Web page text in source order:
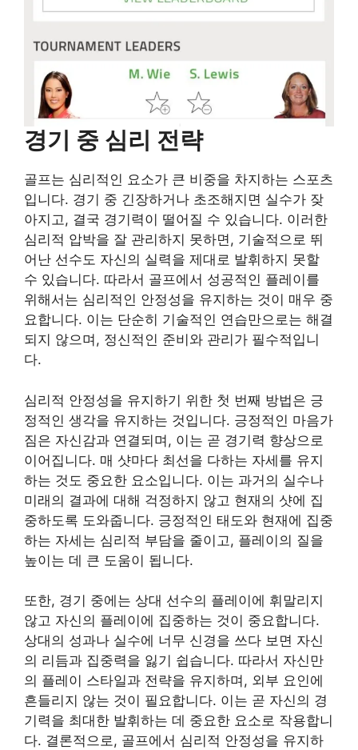
경기 중 심리 전략
골프는 심리적인 요소가 큰 비중을 차지하는 스포츠
입니다. 경기 중 긴장하거나 초조해지면 실수가 잦
아지고, 결국 경기력이 떨어질 수 있습니다. 이러한
심리적 압박을 잘 관리하지 못하면, 기술적으로 뛰
어난 선수도 자신의 실력을 제대로 발휘하지 못할
수 있습니다. 따라서 골프에서 성공적인 플레이를
위해서는 심리적인 안정성을 유지하는 것이 매우 중
요합니다. 이는 단순히 기술적인 연습만으로는 해결
되지 않으며, 정신적인 준비와 관리가 필수적입니
다.
심리적 안정성을 유지하기 위한 첫 번째 방법은 긍
정적인 생각을 유지하는 것입니다. 긍정적인 마음가
짐은 자신감과 연결되며, 이는 곧 경기력 향상으로
이어집니다. 매 샷마다 최선을 다하는 자세를 유지
하는 것도 중요한 요소입니다. 이는 과거의 실수나
미래의 결과에 대해 걱정하지 않고 현재의 샷에 집
중하도록 도와줍니다. 긍정적인 태도와 현재에 집중
하는 자세는 심리적 부담을 줄이고, 플레이의 질을
높이는 데 큰 도움이 됩니다.
또한, 경기 중에는 상대 선수의 플레이에 휘말리지
않고 자신의 플레이에 집중하는 것이 중요합니다.
상대의 성과나 실수에 너무 신경을 쓰다 보면 자신
의 리듬과 집중력을 잃기 쉽습니다. 따라서 자신만
의 플레이 스타일과 전략을 유지하며, 외부 요인에
흔들리지 않는 것이 필요합니다. 이는 곧 자신의 경
기력을 최대한 발휘하는 데 중요한 요소로 작용합니
다. 결론적으로, 골프에서 심리적 안정성을 유지하